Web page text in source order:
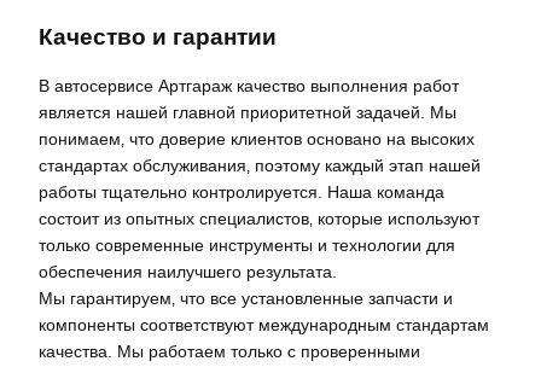
Качество и гарантии
В автосервисе Артгараж качество выполнения работ
является нашей главной приоритетной задачей. Мы
понимаем‚ что доверие клиентов основано на высоких
стандартах обслуживания‚ поэтому каждый этап нашей
работы тщательно контролируется. Наша команда
состоит из опытных специалистов‚ которые используют
только современные инструменты и технологии для
обеспечения наилучшего результата.
Мы гарантируем‚ что все установленные запчасти и
компоненты соответствуют международным стандартам
качества. Мы работаем только с проверенными